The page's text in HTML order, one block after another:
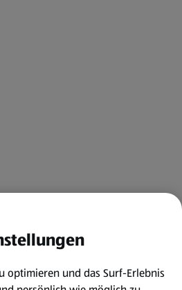
optimieren und das Surf-Erlebnis